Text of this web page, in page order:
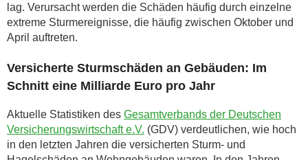
lag. Verursacht werden die Schäden häufig durch einzelne
extreme Sturmereignisse, die häufig zwischen Oktober und
April auftreten.
Versicherte Sturmschäden an Gebäuden: Im
Schnitt eine Milliarde Euro pro Jahr
Aktuelle Statistiken des Gesamtverbands der Deutschen
Versicherungswirtschaft e.V. (GDV) verdeutlichen, wie hoch
in den letzten Jahren die versicherten Sturm- und